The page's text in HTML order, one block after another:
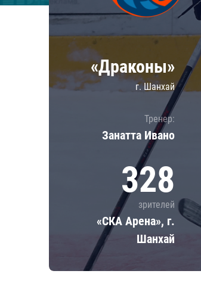
Локомотив
Шанхайские
«Драконы»
г. Шанхай
Тренер:
Занатта Иванo
328
зрителей
«СКА Арена», г.
Шанхай